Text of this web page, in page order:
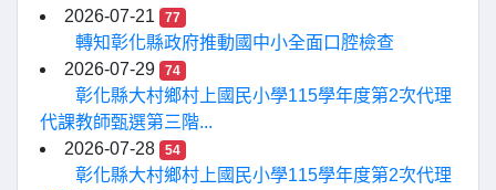
2026-07-21
77
轉知彰化縣政府推動國中小全面口腔檢查
2026-07-29
74
彰化縣大村鄉村上國民小學115學年度第2次代理
代課教師甄選第三階...
2026-07-28
54
彰化縣大村鄉村上國民小學115學年度第2次代理